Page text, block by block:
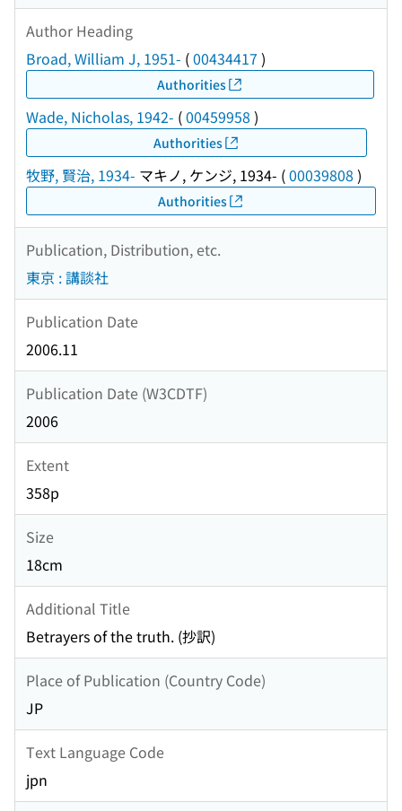
Author Heading
Broad, William J, 1951- (00434417 )
Authorities
Wade, Nicholas, 1942- (00459958 )
Authorities
牧野, 賢治, 1934- マキノ, ケンジ, 1934- (00039808 )
Authorities
Publication, Distribution, etc.
東京 : 講談社
Publication Date
2006.11
Publication Date (W3CDTF)
2006
Extent
358p
Size
18cm
Additional Title
Betrayers of the truth. (抄訳)
Place of Publication (Country Code)
JP
Text Language Code
jpn